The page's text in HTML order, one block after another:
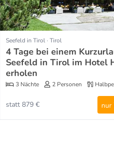
Seefeld in Tirol · Tirol
4 Tage bei einem
Seefeld in Tirol im Hotel
erholen
3 Nächte 2 Personen
nur
statt 879 €